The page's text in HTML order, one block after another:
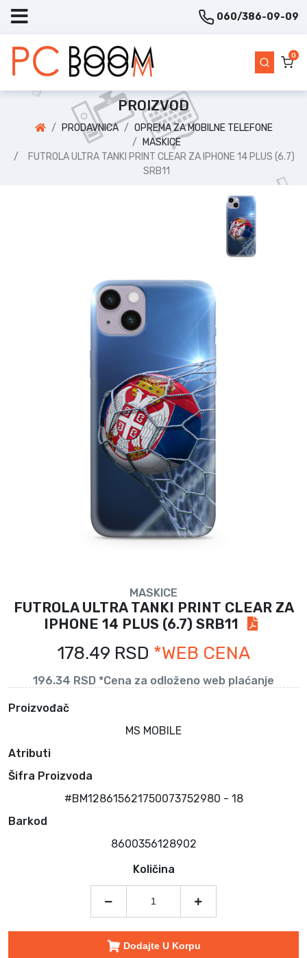
060/386-09-09
0
PROIZVOD
PRODAVNICA
OPREMA ZA MOBILNE TELEFONE
MASKICE
FUTROLA ULTRA TANKI PRINT CLEAR ZA IPHONE 14 PLUS (6.7)
SRB11
MASKICE
FUTROLA ULTRA TANKI PRINT CLEAR ZA
IPHONE 14 PLUS (6.7) SRB11
178.49 RSD *WEB CENA
196.34 RSD *Cena za odloženo web plaćanje
Proizvođač
MS MOBILE
Atributi
Šifra Proizvoda
#BM128615621750073752980 - 18
Barkod
8600356128902
Količina
Dodajte U Korpu